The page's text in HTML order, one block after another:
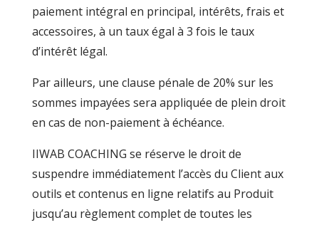
paiement intégral en principal, intérêts, frais et
accessoires, à un taux égal à 3 fois le taux
d’intérêt légal.
Par ailleurs, une clause pénale de 20% sur les
sommes impayées sera appliquée de plein droit
en cas de non-paiement à échéance.
IIWAB COACHING se réserve le droit de
suspendre immédiatement l’accès du Client aux
outils et contenus en ligne relatifs au Produit
jusqu’au règlement complet de toutes les